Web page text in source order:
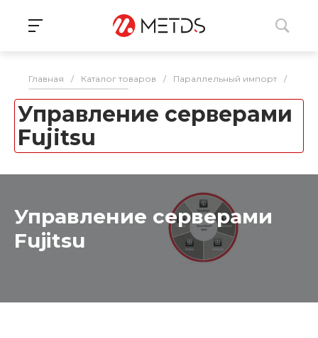
Главная / Каталог товаров / Параллельный импорт /
Управление серверами
Fujitsu
Управление серверами
Fujitsu